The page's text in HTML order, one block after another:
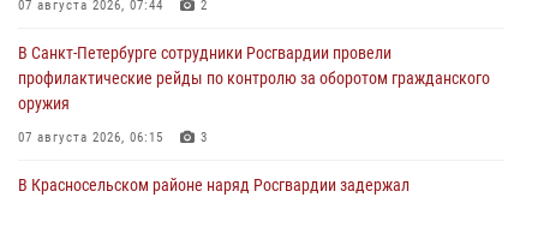
07 августа 2026, 07:44 2
В Санкт-Петербурге сотрудники Росгвардии провели
профилактические рейды по контролю за оборотом гражданского
оружия
07 августа 2026, 06:15 3
В Красносельском районе наряд Росгвардии задержал